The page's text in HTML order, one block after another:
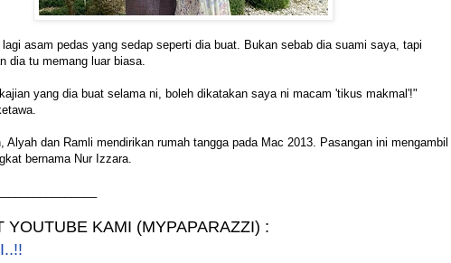
asam pedas yang sedap seperti dia buat. Bukan sebab dia suami saya, tapi
dia tu memang luar biasa.
yang dia buat selama ni, boleh dikatakan saya ni macam 'tikus makmal'!"
Alyah dan Ramli mendirikan rumah tangga pada Mac 2013. Pasangan ini mengambil
bernama Nur Izzara.
YOUTUBE KAMI (MYPAPARAZZI) :